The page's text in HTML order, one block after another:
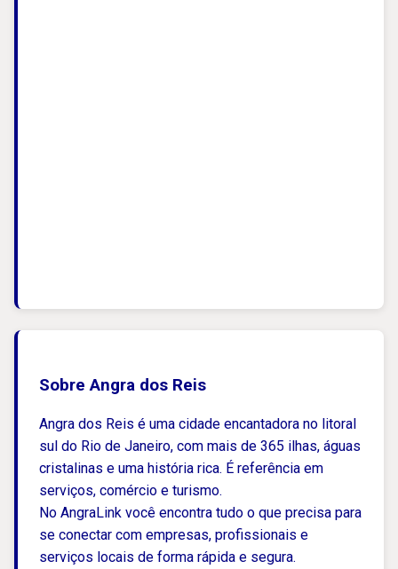
Sobre Angra dos Reis
Angra dos Reis é uma cidade encantadora no litoral
sul do Rio de Janeiro, com mais de 365 ilhas, águas
cristalinas e uma história rica. É referência em
serviços, comércio e turismo.
No AngraLink você encontra tudo o que precisa para
se conectar com empresas, profissionais e
serviços locais de forma rápida e segura.